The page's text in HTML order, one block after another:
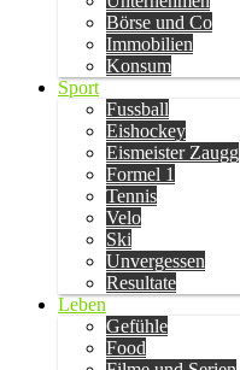
Börse und Co
Immobilien
Konsum
Sport
Fussball
Eishockey
Eismeister Zaugg
Formel 1
Tennis
Velo
Ski
Unvergessen
Resultate
Leben
Gefühle
Food